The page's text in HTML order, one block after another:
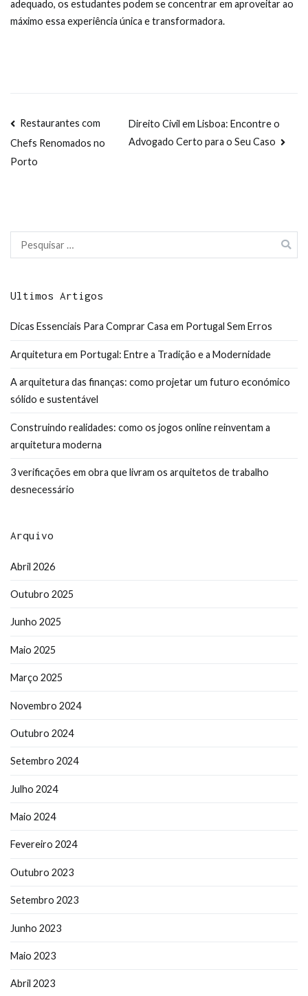
adequado, os estudantes podem se concentrar em aproveitar ao
máximo essa experiência única e transformadora.
Navegação
de
Restaurantes com
Chefs Renomados no
Porto
Direito Civil em Lisboa: Encontre o
Advogado Certo para o Seu Caso
Pesquisar
por:
Ultimos Artigos
Dicas Essenciais Para Comprar Casa em Portugal Sem Erros
Arquitetura em Portugal: Entre a Tradição e a Modernidade
A arquitetura das finanças: como projetar um futuro económico
sólido e sustentável
Construindo realidades: como os jogos online reinventam a
arquitetura moderna
3 verificações em obra que livram os arquitetos de trabalho
desnecessário
Arquivo
Abril 2026
Outubro 2025
Junho 2025
Maio 2025
Março 2025
Novembro 2024
Outubro 2024
Setembro 2024
Julho 2024
Maio 2024
Fevereiro 2024
Outubro 2023
Setembro 2023
Junho 2023
Maio 2023
Abril 2023